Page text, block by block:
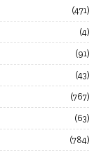
471
4
91
43
767
63
784